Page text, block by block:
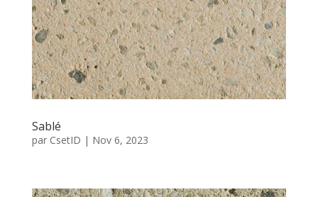
Sablé
par CsetID | Nov 6, 2023